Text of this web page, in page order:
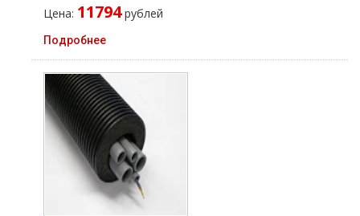
Цена: 11794рублей
Подробнее